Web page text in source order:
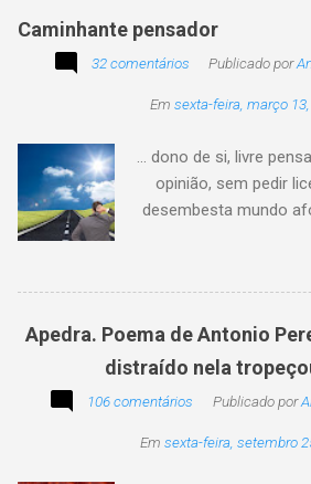
Caminhante pensador
32 comentários Publicado por
Em sexta-feira, março
... dono de si, livre
opinião, sem pedir
desembesta mundo
sem pitaco,
Apon. No blog
uma
poesia, pensamento,
imagem postada a
participação na
Apedra. Poema de Antonio
distraído nela
106 comentários Publicado por
Em sexta-feira, setembro